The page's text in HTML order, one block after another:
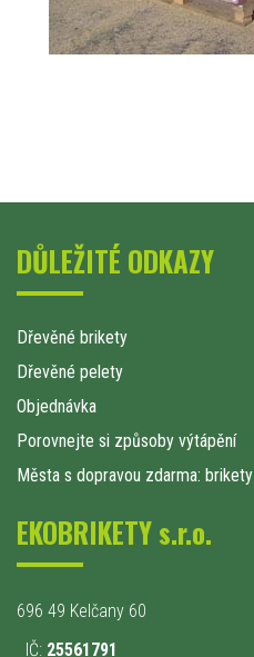
DŮLEŽITÉ ODKAZY
Dřevěné brikety
Dřevěné pelety
Objednávka
Porovnejte si způsoby výtápění
Města s dopravou zdarma: brikety
EKOBRIKETY s.r.o.
696 49 Kelčany 60
IČ: 25561791